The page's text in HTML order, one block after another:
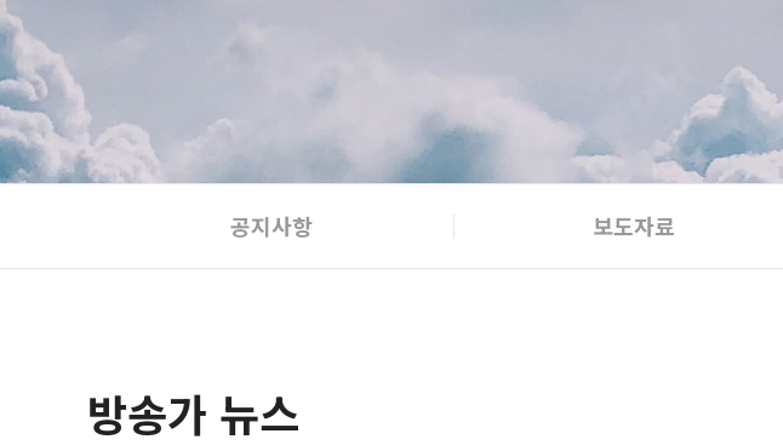
공지사항 보도자료
방송가 뉴스